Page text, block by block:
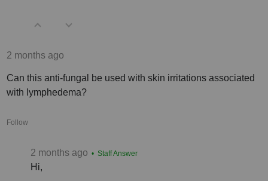
2 months ago
Can this anti-fungal be used with skin irritations associated
with lymphedema?
Follow
2 months ago • Staff Answer
Hi,